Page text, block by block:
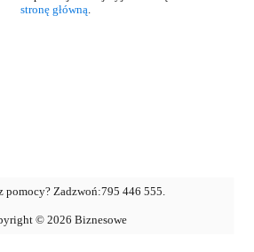
stronę główną.
pomocy? Zadzwoń:795 446 555.
© 2026 Biznesowe